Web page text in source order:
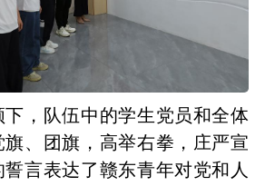
，队伍中的学生党员和全体
旗、团旗，高举右拳，庄严宣
言表达了赣东青年对党和人